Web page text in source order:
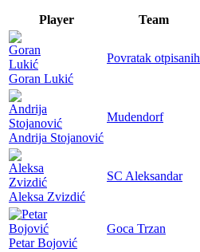
Player Team
Goran Lukić
Povratak otpisanih
Andrija Stojanović
Mudendorf
Aleksa Zvizdić
SC Aleksandar
Petar Bojović
Goca Trzan